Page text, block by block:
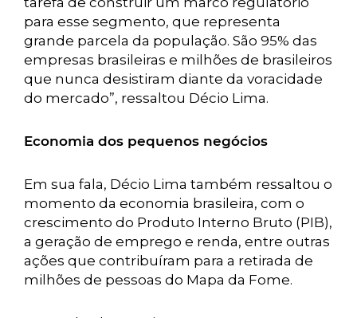
para esse segmento, que representa
grande parcela da população. São 95% das
empresas brasileiras e milhões de brasileiros
que nunca desistiram diante da voracidade
do mercado”, ressaltou Décio Lima.
Economia dos pequenos negócios
Em sua fala, Décio Lima também ressaltou o
momento da economia brasileira, com o
crescimento do Produto Interno Bruto (PIB),
a geração de emprego e renda, entre outras
ações que contribuíram para a retirada de
milhões de pessoas do Mapa da Fome.